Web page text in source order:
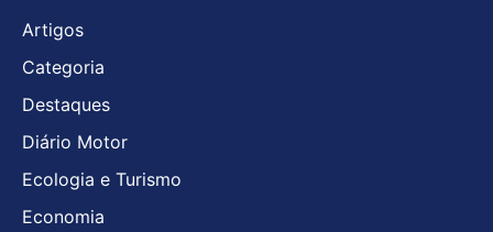
Artigos
Categoria
Destaques
Diário Motor
Ecologia e Turismo
Economia